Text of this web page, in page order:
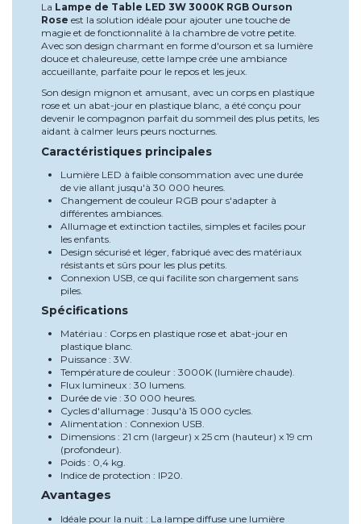
La Lampe de Table LED 3W 3000K RGB Ourson
Rose est la solution idéale pour ajouter une touche de
magie et de fonctionnalité à la chambre de votre petite.
Avec son design charmant en forme d'ourson et sa lumière
douce et chaleureuse, cette lampe crée une ambiance
accueillante, parfaite pour le repos et les jeux.
Son design mignon et amusant, avec un corps en plastique
rose et un abat-jour en plastique blanc, a été conçu pour
devenir le compagnon parfait du sommeil des plus petits, les
aidant à calmer leurs peurs nocturnes.
Caractéristiques principales
Lumière LED à faible consommation avec une durée
de vie allant jusqu'à 30 000 heures.
Changement de couleur RGB pour s'adapter à
différentes ambiances.
Allumage et extinction tactiles, simples et faciles pour
les enfants.
Design sécurisé et léger, fabriqué avec des matériaux
résistants et sûrs pour les plus petits.
Connexion USB, ce qui facilite son chargement sans
piles.
Spécifications
Matériau : Corps en plastique rose et abat-jour en
plastique blanc.
Puissance : 3W.
Température de couleur : 3000K (lumière chaude).
Flux lumineux : 30 lumens.
Durée de vie : 30 000 heures.
Cycles d'allumage : Jusqu'à 15 000 cycles.
Alimentation : Connexion USB.
Dimensions : 21 cm (largeur) x 25 cm (hauteur) x 19 cm
(profondeur).
Poids : 0,4 kg.
Indice de protection : IP20.
Avantages
Idéale pour la nuit : La lampe diffuse une lumière